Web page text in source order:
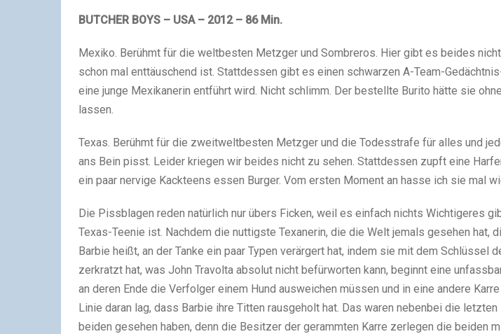
BUTCHER BOYS – USA – 2012 – 86 Min.
Mexiko. Berühmt für die weltbesten Metzger und Sombreros. Hier gibt es beides
schon mal enttäuschend ist. Stattdessen gibt es einen schwarzen A-Team-
eine junge Mexikanerin entführt wird. Nicht schlimm. Der bestellte Burito hätte sie
lassen.
Texas. Berühmt für die zweitweltbesten Metzger und die Todesstrafe für alles und
ans Bein pisst. Leider kriegen wir beides nicht zu sehen. Stattdessen zupft eine
ein paar nervige Kackteens essen Burger. Vom ersten Moment an hasse ich sie mal
Die Pissblagen reden natürlich nur übers Ficken, weil es einfach nichts Wichtigeres
Texas-Teenie ist. Nachdem die nuttigste Texanerin, die die Welt jemals gesehen hat,
Barbie heißt, an der Tanke ein paar Typen verärgert hat, indem sie mit dem Schlüssel
zerkratzt hat, was John Travolta absolut nicht befürworten kann, beginnt eine
an deren Ende die Verfolger einem Hund ausweichen müssen und in eine andere
Linie daran lag, dass Barbie ihre Titten rausgeholt hat. Das waren nebenbei die
beiden gesehen haben, denn die Besitzer der gerammten Karre zerlegen die beiden